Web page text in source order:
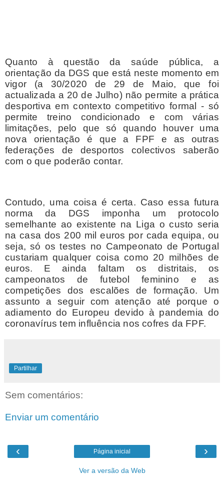
Quanto à questão da saúde pública, a
orientação da DGS que está neste momento em
vigor (a 30/2020 de 29 de Maio, que foi
actualizada a 20 de Julho) não permite a prática
desportiva em contexto competitivo formal - só
permite treino condicionado e com várias
limitações, pelo que só quando houver uma
nova orientação é que a FPF e as outras
federações de desportos colectivos saberão
com o que poderão contar.
Contudo, uma coisa é certa. Caso essa futura
norma da DGS imponha um protocolo
semelhante ao existente na Liga o custo seria
na casa dos 200 mil euros por cada equipa, ou
seja, só os testes no Campeonato de Portugal
custariam qualquer coisa como 20 milhões de
euros. E ainda faltam os distritais, os
campeonatos de futebol feminino e as
competições dos escalões de formação. Um
assunto a seguir com atenção até porque o
adiamento do Europeu devido à pandemia do
coronavírus tem influência nos cofres da FPF.
Partilhar
Sem comentários:
Enviar um comentário
‹ ›
Página inicial
Ver a versão da Web